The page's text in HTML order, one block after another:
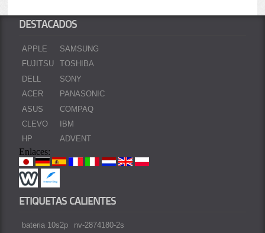
DESTACADOS
APPLE
FUJITSU
DELL
ACER
ASUS
CLEVO
HP
SAMSUNG
TOSHIBA
SONY
PANASONIC
COMPAQ
IBM
ADVENT
Enlaces:
ETIQUETAS CALIENTES
bateria 10s2p
nv-2874180-2s